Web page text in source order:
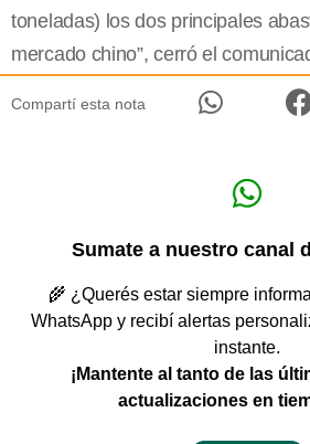
toneladas) los dos principales
mercado chino”, cerró el
Compartí esta nota
Sumate a nuestro canal
🌾 ¿Querés estar siempre
WhatsApp y recibí alertas
instante.
¡Mantente al tanto de las
actualizaciones en